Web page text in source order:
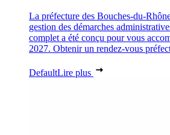
La préfecture des Bouches-du-
gestion des démarches
complet a été conçu pour vous
2027. Obtenir un rendez-vous
DefaultLire plus